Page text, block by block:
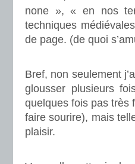
none », « en nos
techniques
de page. (de quoi
Bref, non seulement
glousser plusieurs
quelques fois pas très
faire sourire), mais
plaisir.